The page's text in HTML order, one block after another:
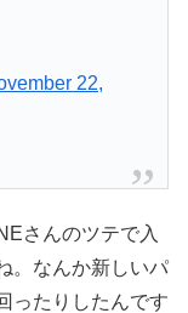
22,
さんのツテで入
。なんか新しいパ
ったりしたんです